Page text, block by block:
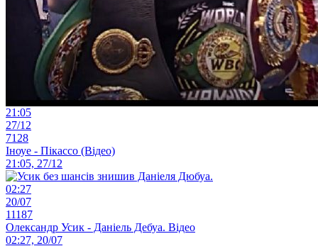
21:05
27/12
7128
Іноуе - Пікассо (Відео)
21:05, 27/12
02:27
20/07
11187
Олександр Усик - Даніель Дебуа. Відео
02:27, 20/07